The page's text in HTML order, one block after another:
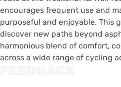
encourages frequent use and
purposeful and enjoyable. This
discover new paths beyond
harmonious blend of comfort,
across a wide range of cycling